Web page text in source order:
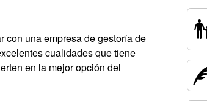
con una empresa de gestoría de
cualidades que tiene
en la mejor opción del